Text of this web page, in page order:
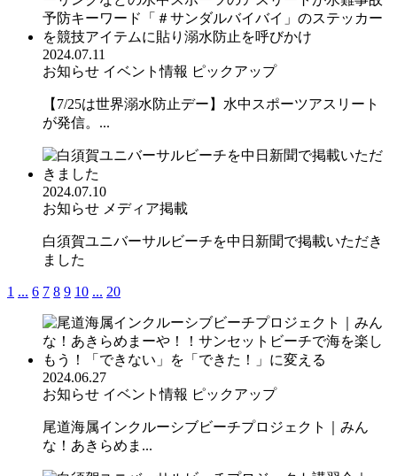
2024.07.11
お知らせ イベント情報 ピックアップ
【7/25は世界溺水防止デー】水中スポーツアスリート
が発信。...
2024.07.10
お知らせ メディア掲載
白須賀ユニバーサルビーチを中日新聞で掲載いただき
ました
1 ... 6 7 8 9 10 ... 20
2024.06.27
お知らせ イベント情報 ピックアップ
尾道海属インクルーシブビーチプロジェクト｜みん
な！あきらめま...